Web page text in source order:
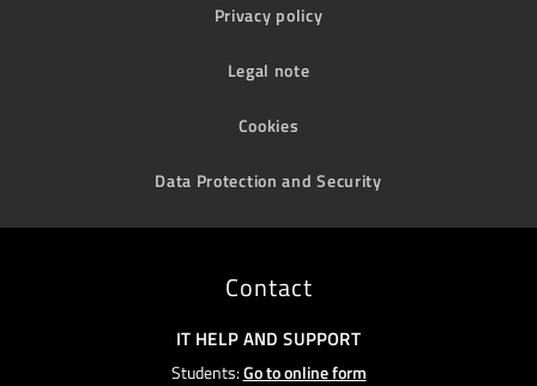
Privacy policy
Legal note
Cookies
Data Protection and Security
Contact
IT HELP AND SUPPORT
Students:Go to online form